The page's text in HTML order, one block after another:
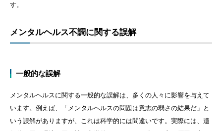
す。
メンタルヘルス不調に関する誤解
一般的な誤解
メンタルヘルスに関する一般的な誤解は、多くの人々に影響を与えて
います。例えば、「メンタルヘルスの問題は意志の弱さの結果だ」と
いう誤解がありますが、これは科学的には間違いです。実際には、遺